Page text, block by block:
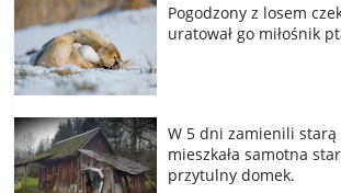
Pogodzony z losem
uratował go miłośnik
W 5 dni zamienili
mieszkała samotna
przytulny domek.